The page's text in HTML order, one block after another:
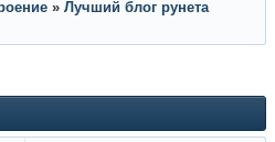
» Лучший блог рунета